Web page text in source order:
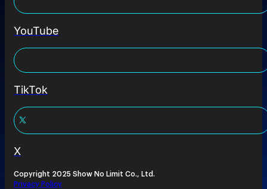
YouTube
TikTok
X
Copyright 2025 Show No Limit Co., Ltd.
Privacy Policy